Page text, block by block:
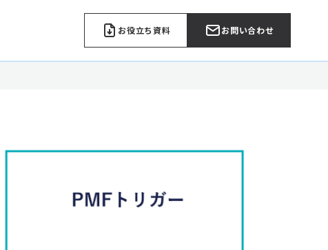
お役立ち資料 お問い合わせ